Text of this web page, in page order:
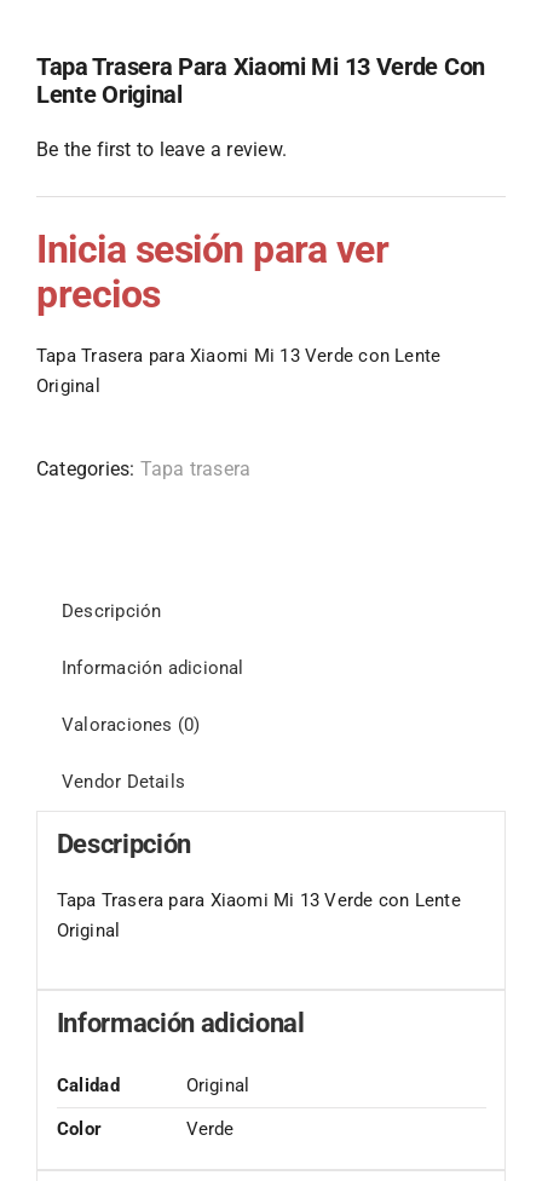
Tapa Trasera Para Xiaomi Mi 13 Verde Con
Lente Original
Be the first to leave a review.
Inicia sesión para ver
precios
Tapa Trasera para Xiaomi Mi 13 Verde con Lente
Original
Categories: Tapa trasera
Descripción
Información adicional
Valoraciones (0)
Vendor Details
Descripción
Tapa Trasera para Xiaomi Mi 13 Verde con Lente
Original
Información adicional
Calidad
Original
Color
Verde